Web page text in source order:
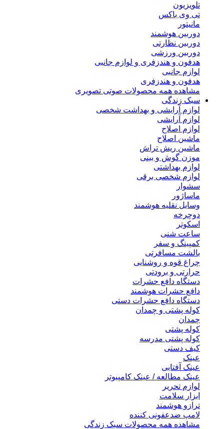
تلویزیون
تی وی باکس
مانیتور
دوربین هوشمند
دوربین نظارتی
دوربین ورزشی
هدفون و هندزفری و لوازم جانبی
لوازم جانبی
هدفون و هندزفری
مشاهده همه محصولات صوتی تصویری
سبک زندگی
لوازم آرایشی و بهداشت شخصی
لوازم آرایشی
لوازم اصلاح
ماشین اصلاح
ماشین ریش تراش
موزن گوش و بینی
لوازم بهداشتی
لوازم شخصی برقی
سشوار
ماساژور
وسایل نقلیه هوشمند
دوچرخه
اسکوتر
ساعت شنی
کمپینگ و سفر
بالشت مسافرتی
چراغ قوه و روشنایی
حرارتی و برودتی
دستگاه دافع حشرات
دافع حشرات هوشمند
دستگاه دافع حشرات دستی
کوله پشتی و چمدان
چمدان
کوله پشتی
کوله پشتی مدرسه
کیف دستی
عینک
عینک آفتابی
عینک مطالعه / عینک کامپیوتر
لوازم تحریر
ابزار سلامت
ترازو هوشمند
لامپ ضدعفونی کننده
مشاهده همه محصولات سبک زندگی